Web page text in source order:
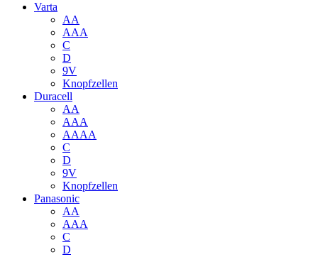
Varta
AA
AAA
C
D
9V
Knopfzellen
Duracell
AA
AAA
AAAA
C
D
9V
Knopfzellen
Panasonic
AA
AAA
C
D